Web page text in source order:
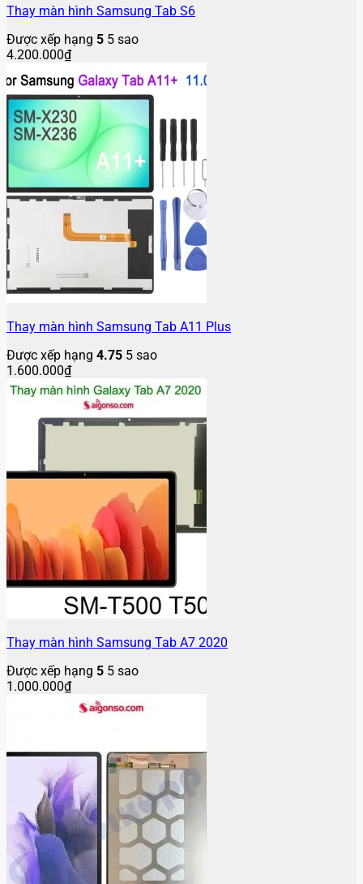
Thay màn hình Samsung Tab S6
Được xếp hạng 5 5 sao
4.200.000₫
Thay màn hình Samsung Tab A11 Plus
Được xếp hạng 4.75 5 sao
1.600.000₫
Thay màn hình Samsung Tab A7 2020
Được xếp hạng 5 5 sao
1.000.000₫